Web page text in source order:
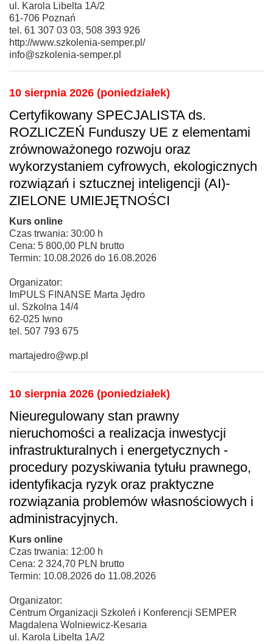
ul. Karola Libelta 1A/2
61-706 Poznań
tel. 61 307 03 03, 508 393 926
http://www.szkolenia-semper.pl/
info@szkolenia-semper.pl
10 sierpnia 2026 (poniedziałek)
Certyfikowany SPECJALISTA ds.
ROZLICZEŃ Funduszy UE z elementami
zrównoważonego rozwoju oraz
wykorzystaniem cyfrowych, ekologicznych
rozwiązań i sztucznej inteligencji (AI)-
ZIELONE UMIEJĘTNOŚCI
Kurs online
Czas trwania: 30:00 h
Cena: 5 800,00 PLN brutto
Termin: 10.08.2026 do 16.08.2026
Organizator:
ImPULS FINANSE Marta Jędro
ul. Szkolna 14/4
62-025 Iwno
tel. 507 793 675
martajedro@wp.pl
10 sierpnia 2026 (poniedziałek)
Nieuregulowany stan prawny
nieruchomości a realizacja inwestycji
infrastrukturalnych i energetycznych -
procedury pozyskiwania tytułu prawnego,
identyfikacja ryzyk oraz praktyczne
rozwiązania problemów własnościowych i
administracyjnych.
Kurs online
Czas trwania: 12:00 h
Cena: 2 324,70 PLN brutto
Termin: 10.08.2026 do 11.08.2026
Organizator:
Centrum Organizacji Szkoleń i Konferencji SEMPER
Magdalena Wolniewicz-Kesaria
ul. Karola Libelta 1A/2